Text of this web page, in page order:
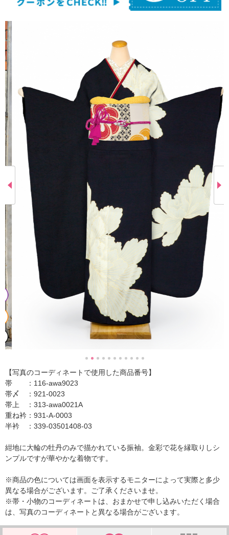
【写真のコーディネートで使用した商品番号】
帯 ：116-awa9023
帯〆 ：921-0023
帯上 ：313-awa0021A
重ね衿：931-A-0003
半衿 ：339-03501408-03
紺地に大輪の牡丹のみで描かれている振袖。金彩で花を縁取りしシ
ンプルですが華やかな着物です。
※商品の色については画面を表示するモニターによって実際と多少
異なる場合がございます。ご了承くださいませ。
※帯・小物のコーディネートは、おまかせで申し込みいただく場合
は、写真のコーディネートと異なる場合がございます。